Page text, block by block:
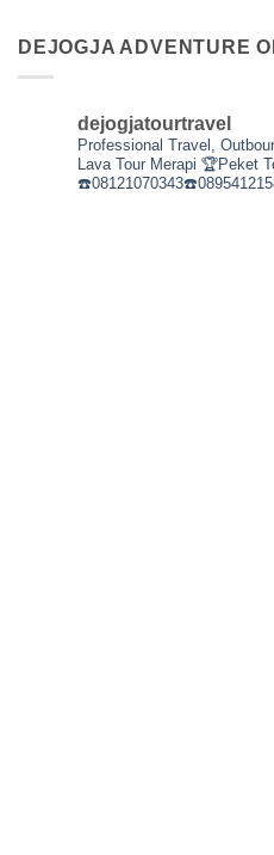
DEJOGJA ADVENTURE
dejogjatourtravel
Professional Travel,
Lava Tour Merapi 🏆Peket